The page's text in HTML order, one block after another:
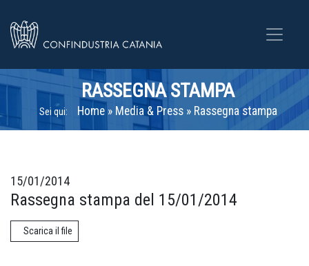
RASSEGNA STAMPA
Sei qui: Home» Media & Press» Rassegna stampa
15/01/2014
Rassegna stampa del 15/01/2014
Scarica il file